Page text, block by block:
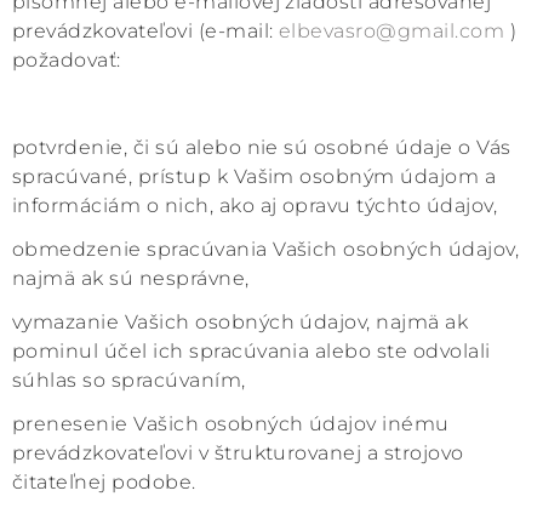
prevádzkovateľovi (e-mail: elbevasro@gmail.com )
požadovať:
potvrdenie, či sú alebo nie sú osobné údaje o Vás
spracúvané, prístup k Vašim osobným údajom a
informáciám o nich, ako aj opravu týchto údajov,
obmedzenie spracúvania Vašich osobných údajov,
najmä ak sú nesprávne,
vymazanie Vašich osobných údajov, najmä ak
pominul účel ich spracúvania alebo ste odvolali
súhlas so spracúvaním,
prenesenie Vašich osobných údajov inému
prevádzkovateľovi v štrukturovanej a strojovo
čitateľnej podobe.